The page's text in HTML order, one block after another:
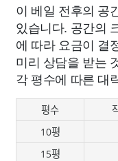
이 베일 전후의 공
있습니다. 공간의
에 따라 요금이 결
미리 상담을 받는
각 평수에 따른 대
평수
10평
15평